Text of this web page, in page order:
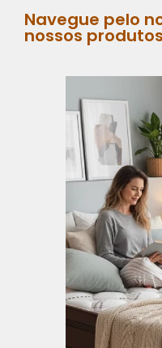
Navegue pelo
nossos produtos